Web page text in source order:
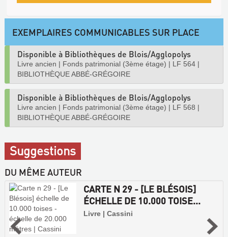
EXEMPLAIRES COMMUNICABLES SUR PLACE
Disponible à Bibliothèques de Blois/Agglopolys
Livre ancien | Fonds patrimonial (3ème étage) | LF 564 |
BIBLIOTHÈQUE ABBÉ-GRÉGOIRE
Disponible à Bibliothèques de Blois/Agglopolys
Livre ancien | Fonds patrimonial (3ème étage) | LF 568 |
BIBLIOTHÈQUE ABBÉ-GRÉGOIRE
Suggestions
DU MÊME AUTEUR
CARTE N 29 - [LE BLÉSOIS]
ÉCHELLE DE 10.000 TOISE...
Livre | Cassini